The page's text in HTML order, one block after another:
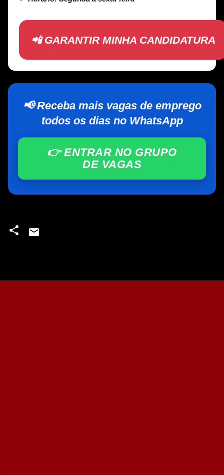
📲 GARANTIR MINHA CANDIDATURA
📢 Receba mais vagas de emprego
todos os dias no WhatsApp
👉 ENTRAR NO GRUPO
DE VAGAS